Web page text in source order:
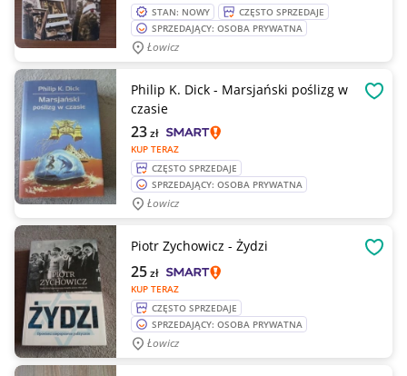
STAN: NOWY
CZĘSTO SPRZEDAJE
SPRZEDAJĄCY: OSOBA PRYWATNA
Łowicz
Philip K. Dick - Marsjański poślizg w
czasie
KUP TERAZ
23zł
CZĘSTO SPRZEDAJE
SPRZEDAJĄCY: OSOBA PRYWATNA
Łowicz
Piotr Zychowicz - Żydzi
KUP TERAZ
25zł
CZĘSTO SPRZEDAJE
SPRZEDAJĄCY: OSOBA PRYWATNA
Łowicz